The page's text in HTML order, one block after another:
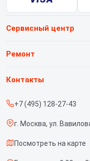
Сервисный центр
О нашем сервисе
Срочный ремонт
Доставка и способы
Диагностика
Ремонт
Тепловизионных насадок
Контакты
+7 (495) 128-27-43
г. Москва, ул.
Посмотреть на карте